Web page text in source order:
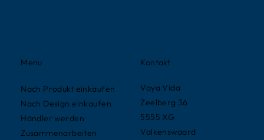
Kontakt
Vaya Vida
Zeelberg 36
5555 XG
Valkenswaard
Menu
Nach Produkt einkaufen
Nach Design einkaufen
Händler werden
Zusammenarbeiten